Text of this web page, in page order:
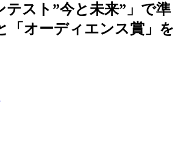
テスト”今と未来”」で準
「オーディエンス賞」を